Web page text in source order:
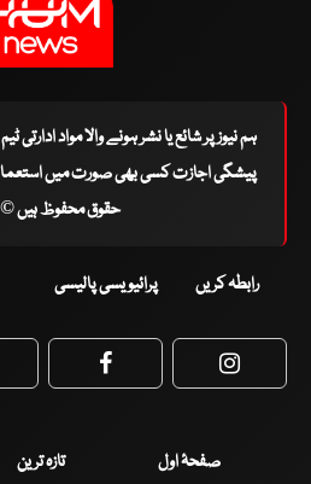
ہم نیوز پر شائع یا نشر ہونے والا مواد
پیشگی اجازت کسی بھی صورت میں استعمال
حقوق محفوظ ہیں © 2026
رابطہ کریں پرائیویسی پالیسی
Facebook
صفحۂ اول تازہ ترین